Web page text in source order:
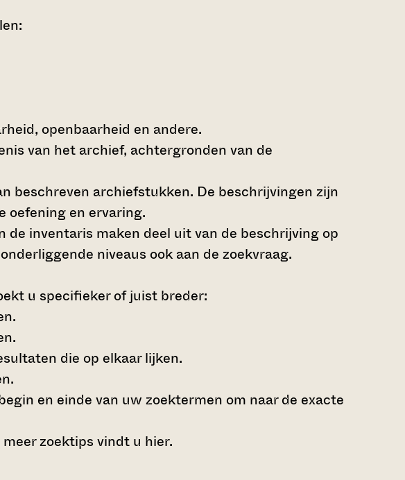
openbaarheid en andere.
van het archief, achtergronden van de
beschreven archiefstukken. De beschrijvingen zijn
oefening en ervaring.
inventaris maken deel uit van de beschrijving op
niveaus ook aan de zoekvraag.
u specifieker of juist breder:
die op elkaar lijken.
en einde van uw zoektermen om naar de exacte
zoektips vindt u hier.